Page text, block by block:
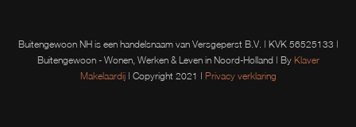
Buitengewoon NH is een handelsnaam van Versgeperst B.V. | KVK 56525133 |
Buitengewoon - Wonen, Werken & Leven in Noord-Holland | By Klaver
Makelaardij| Copyright 2021 | Privacy verklaring